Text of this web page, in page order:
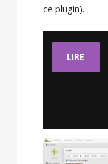
ce plugin).
LIRE